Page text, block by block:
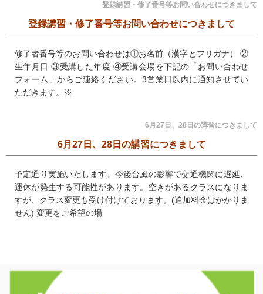
登録講習・修了番号等お問い合わせにつきまして
登録講習・修了番号等お問い合わせにつきまして
修了者番号等のお問い合わせは①お名前（漢字とフリガナ） ②
生年月日 ③受講した年度 ④受講会場を下記の「お問い合わせ
フォーム」からご連絡ください。3営業日以内に通知させてい
ただきます。※
6月27日、28日の講習につきまして
6月27日、28日の講習につきまして
予定通り実施いたします。今後台風の影響で交通機関に遅延、
運休が発生する可能性があります。空きがあるクラスになりま
すが、クラス変更も受け付けております。(追加料金はかかりま
せん) 変更をご希望の場